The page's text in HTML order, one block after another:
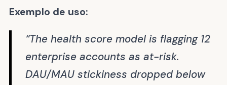
Exemplo de uso:
“The health score model is flagging 12
enterprise accounts as at-risk.
DAU/MAU stickiness dropped below